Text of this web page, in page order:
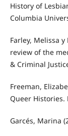
History of
Columbia
Farley, Melissa
review of the
& Criminal
Freeman,
Queer Histories.
Garcés, Marina